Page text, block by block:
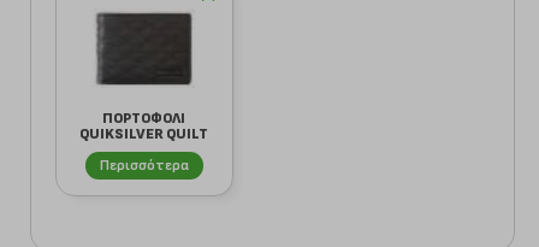
ΠΟΡΤΟΦΟΛΙ
QUIKSILVER QUILT
BUILT AQYAA03319
Μ...
Περισσότερα